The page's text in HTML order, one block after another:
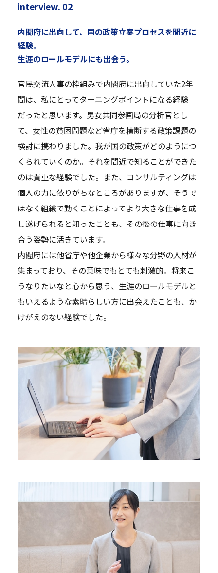
interview. 02
内閣府に出向して、国の政策立案プロセスを間近に
経験。
生涯のロールモデルにも出会う。
官民交流人事の枠組みで内閣府に出向していた2年
間は、私にとってターニングポイントになる経験
だったと思います。男女共同参画局の分析官とし
て、女性の貧困問題など省庁を横断する政策課題の
検討に携わりました。我が国の政策がどのようにつ
くられていくのか。それを間近で知ることができた
のは貴重な経験でした。また、コンサルティングは
個人の力に依りがちなところがありますが、そうで
はなく組織で動くことによってより大きな仕事を成
し遂げられると知ったことも、その後の仕事に向き
合う姿勢に活きています。
内閣府には他省庁や他企業から様々な分野の人材が
集まっており、その意味でもとても刺激的。将来こ
うなりたいなと心から思う、生涯のロールモデルと
もいえるような素晴らしい方に出会えたことも、か
けがえのない経験でした。